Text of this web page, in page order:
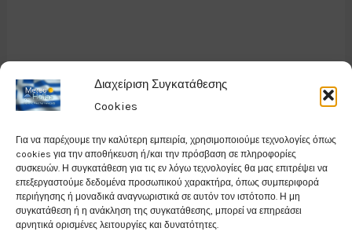
Διαχείριση Συγκατάθεσης
Cookies
Για να παρέχουμε την καλύτερη εμπειρία, χρησιμοποιούμε τεχνολογίες όπως
cookies για την αποθήκευση ή/και την πρόσβαση σε πληροφορίες
συσκευών. Η συγκατάθεση για τις εν λόγω τεχνολογίες θα μας επιτρέψει να
επεξεργαστούμε δεδομένα προσωπικού χαρακτήρα, όπως συμπεριφορά
περιήγησης ή μοναδικά αναγνωριστικά σε αυτόν τον ιστότοπο. Η μη
συγκατάθεση ή η ανάκληση της συγκατάθεσης, μπορεί να επηρεάσει
αρνητικά ορισμένες λειτουργίες και δυνατότητες.